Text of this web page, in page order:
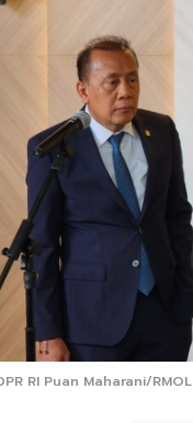
RI Puan Maharani/RMOL